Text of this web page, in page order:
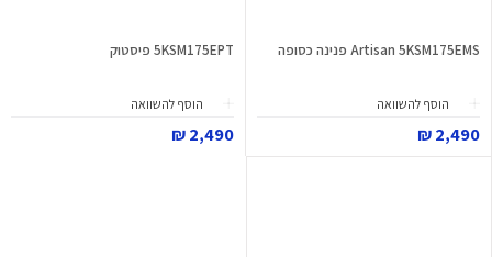
Artisan 5KSM175EMS פנינה כסופה
הוסף להשוואה
2,490 ₪
5KSM175EPT פיסטוק
הוסף להשוואה
2,490 ₪